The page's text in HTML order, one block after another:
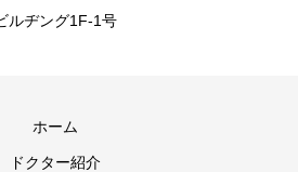
ルヂング1F-1号
ホーム
ドクター紹介